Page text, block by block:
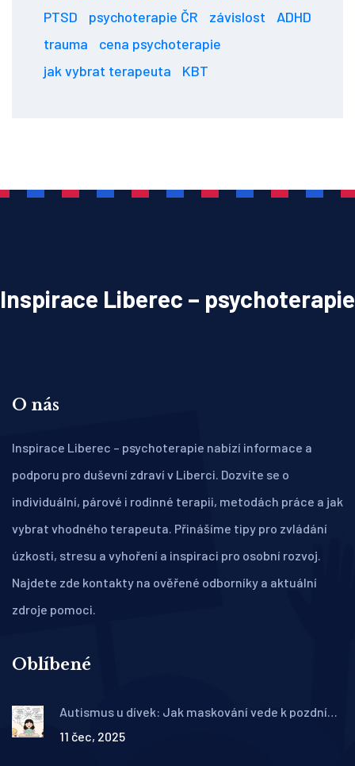
PTSD
psychoterapie ČR závislost
ADHD
trauma
cena psychoterapie
jak vybrat terapeuta
KBT
Inspirace Liberec – psychoterapie
O nás
Inspirace Liberec – psychoterapie nabízí informace a
podporu pro duševní zdraví v Liberci. Dozvíte se o
individuální, párové i rodinné terapii, metodách práce a jak
vybrat vhodného terapeuta. Přinášíme tipy pro zvládání
úzkosti, stresu a vyhoření a inspiraci pro osobní rozvoj.
Najdete zde kontakty na ověřené odborníky a aktuální
zdroje pomoci.
Oblíbené
Autismus u dívek: Jak maskování vede k pozdní
11 čec, 2025